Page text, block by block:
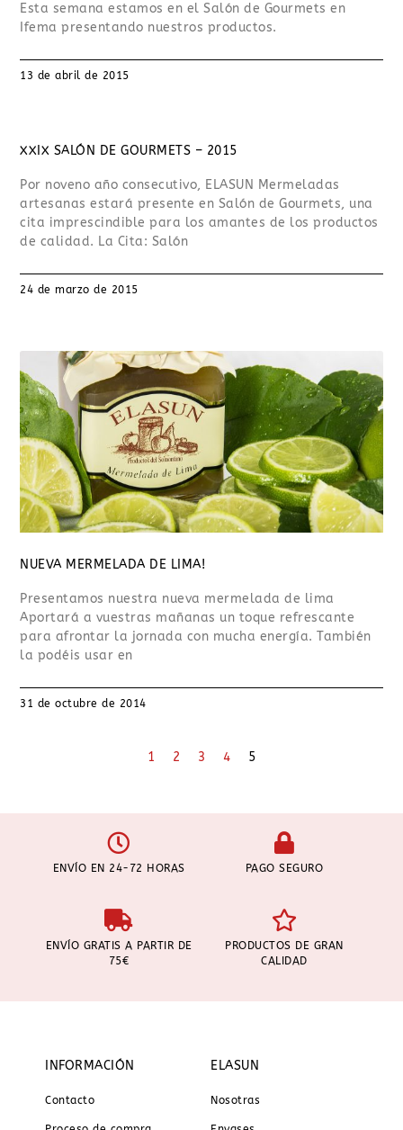
Esta semana estamos en el Salón de Gourmets en
Ifema presentando nuestros productos.
13 de abril de 2015
XXIX SALÓN DE GOURMETS – 2015
Por noveno año consecutivo, ELASUN Mermeladas
artesanas estará presente en Salón de Gourmets, una
cita imprescindible para los amantes de los productos
de calidad. La Cita: Salón
24 de marzo de 2015
NUEVA MERMELADA DE LIMA!
Presentamos nuestra nueva mermelada de lima
Aportará a vuestras mañanas un toque refrescante
para afrontar la jornada con mucha energía. También
la podéis usar en
31 de octubre de 2014
1 2 3 4 5
ENVÍO EN 24-72 HORAS PAGO SEGURO
ENVÍO GRATIS A PARTIR DE
75€
PRODUCTOS DE GRAN
CALIDAD
INFORMACIÓN
Contacto
ELASUN
Nosotras